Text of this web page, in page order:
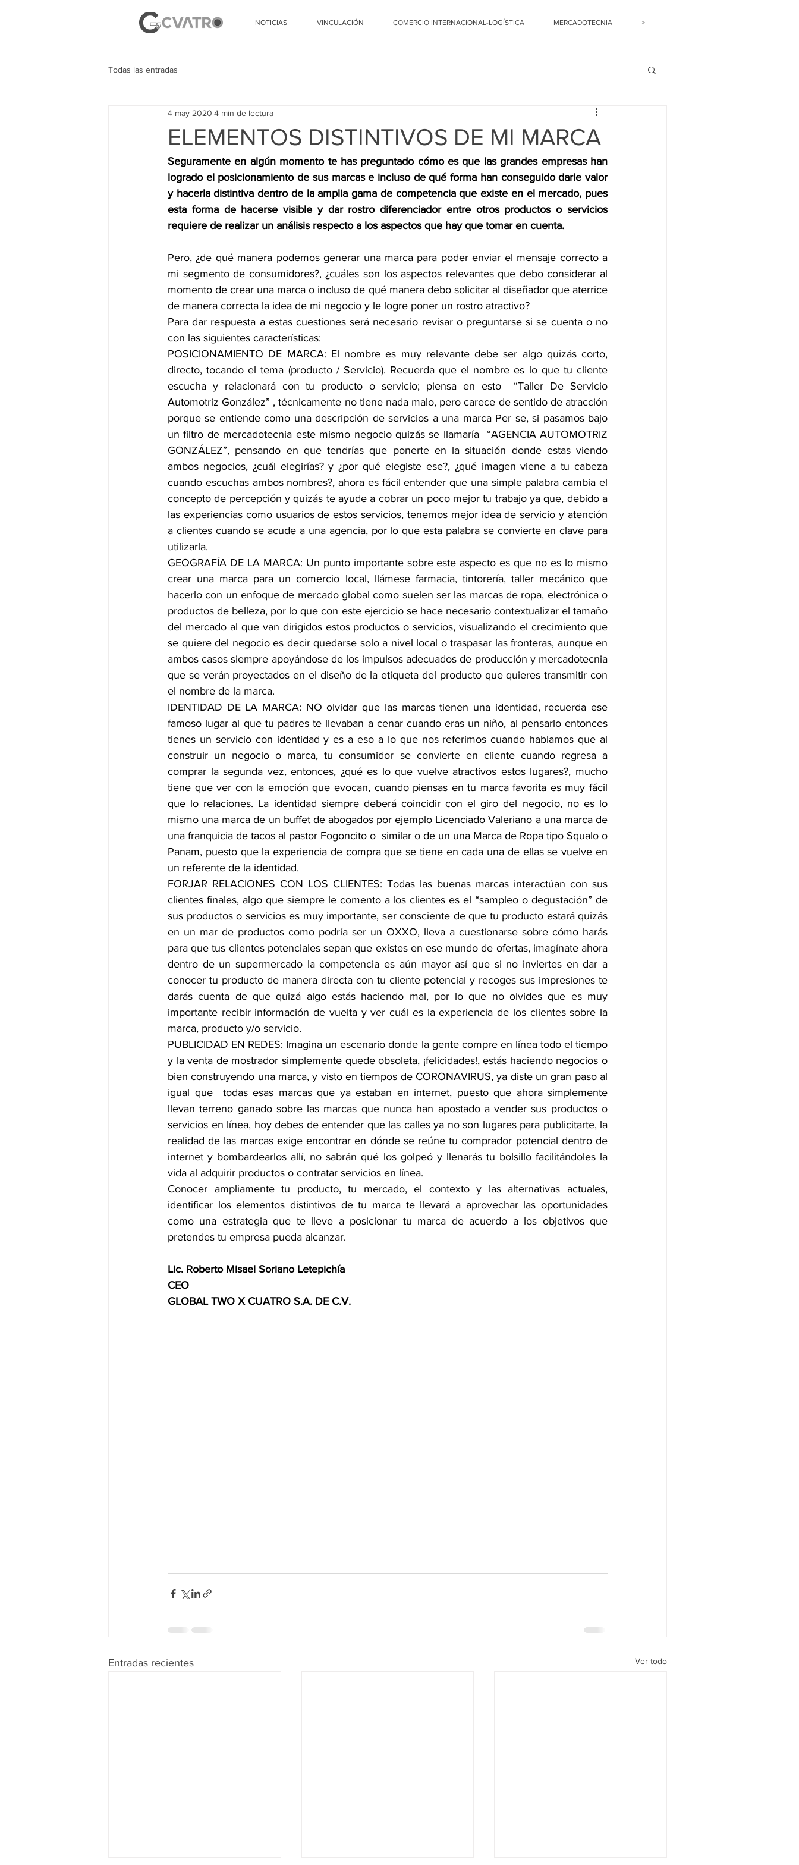
NOTICIAS VINCULACIÓN COMERCIO INTERNACIONAL-LOGÍSTICA MERCADOTECNIA >
Todas las entradas
ELEMENTOS DISTINTIVOS DE MI MARCA
4 may 2020 4 min de lectura
Seguramente en algún momento te has preguntado cómo es que las grandes empresas han
logrado el posicionamiento de sus marcas e incluso de qué forma han conseguido darle valor
y hacerla distintiva dentro de la amplia gama de competencia que existe en el mercado, pues
esta forma de hacerse visible y dar rostro diferenciador entre otros productos o servicios
requiere de realizar un análisis respecto a los aspectos que hay que tomar en cuenta.
Pero, ¿de qué manera podemos generar una marca para poder enviar el mensaje correcto a
mi segmento de consumidores?, ¿cuáles son los aspectos relevantes que debo considerar al
momento de crear una marca o incluso de qué manera debo solicitar al diseñador que aterrice
de manera correcta la idea de mi negocio y le logre poner un rostro atractivo?
Para dar respuesta a estas cuestiones será necesario revisar o preguntarse si se cuenta o no
con las siguientes características:
POSICIONAMIENTO DE MARCA: El nombre es muy relevante debe ser algo quizás corto,
directo, tocando el tema (producto / Servicio). Recuerda que el nombre es lo que tu cliente
escucha y relacionará con tu producto o servicio; piensa en esto  “Taller De Servicio
Automotriz González” , técnicamente no tiene nada malo, pero carece de sentido de atracción
porque se entiende como una descripción de servicios a una marca Per se, si pasamos bajo
un filtro de mercadotecnia este mismo negocio quizás se llamaría  “AGENCIA AUTOMOTRIZ
GONZÁLEZ”, pensando en que tendrías que ponerte en la situación donde estas viendo
ambos negocios, ¿cuál elegirías? y ¿por qué elegiste ese?, ¿qué imagen viene a tu cabeza
cuando escuchas ambos nombres?, ahora es fácil entender que una simple palabra cambia el
concepto de percepción y quizás te ayude a cobrar un poco mejor tu trabajo ya que, debido a
las experiencias como usuarios de estos servicios, tenemos mejor idea de servicio y atención
a clientes cuando se acude a una agencia, por lo que esta palabra se convierte en clave para
utilizarla.
GEOGRAFÍA DE LA MARCA: Un punto importante sobre este aspecto es que no es lo mismo
crear una marca para un comercio local, llámese farmacia, tintorería, taller mecánico que
hacerlo con un enfoque de mercado global como suelen ser las marcas de ropa, electrónica o
productos de belleza, por lo que con este ejercicio se hace necesario contextualizar el tamaño
del mercado al que van dirigidos estos productos o servicios, visualizando el crecimiento que
se quiere del negocio es decir quedarse solo a nivel local o traspasar las fronteras, aunque en
ambos casos siempre apoyándose de los impulsos adecuados de producción y mercadotecnia
que se verán proyectados en el diseño de la etiqueta del producto que quieres transmitir con
el nombre de la marca.
IDENTIDAD DE LA MARCA: NO olvidar que las marcas tienen una identidad, recuerda ese
famoso lugar al que tu padres te llevaban a cenar cuando eras un niño, al pensarlo entonces
tienes un servicio con identidad y es a eso a lo que nos referimos cuando hablamos que al
construir un negocio o marca, tu consumidor se convierte en cliente cuando regresa a
comprar la segunda vez, entonces, ¿qué es lo que vuelve atractivos estos lugares?, mucho
tiene que ver con la emoción que evocan, cuando piensas en tu marca favorita es muy fácil
que lo relaciones. La identidad siempre deberá coincidir con el giro del negocio, no es lo
mismo una marca de un buffet de abogados por ejemplo Licenciado Valeriano a una marca de
una franquicia de tacos al pastor Fogoncito o  similar o de un una Marca de Ropa tipo Squalo o
Panam, puesto que la experiencia de compra que se tiene en cada una de ellas se vuelve en
un referente de la identidad.
FORJAR RELACIONES CON LOS CLIENTES: Todas las buenas marcas interactúan con sus
clientes finales, algo que siempre le comento a los clientes es el “sampleo o degustación” de
sus productos o servicios es muy importante, ser consciente de que tu producto estará quizás
en un mar de productos como podría ser un OXXO, lleva a cuestionarse sobre cómo harás
para que tus clientes potenciales sepan que existes en ese mundo de ofertas, imagínate ahora
dentro de un supermercado la competencia es aún mayor así que si no inviertes en dar a
conocer tu producto de manera directa con tu cliente potencial y recoges sus impresiones te
darás cuenta de que quizá algo estás haciendo mal, por lo que no olvides que es muy
importante recibir información de vuelta y ver cuál es la experiencia de los clientes sobre la
marca, producto y/o servicio.
PUBLICIDAD EN REDES: Imagina un escenario donde la gente compre en línea todo el tiempo
y la venta de mostrador simplemente quede obsoleta, ¡felicidades!, estás haciendo negocios o
bien construyendo una marca, y visto en tiempos de CORONAVIRUS, ya diste un gran paso al
igual que  todas esas marcas que ya estaban en internet, puesto que ahora simplemente
llevan terreno ganado sobre las marcas que nunca han apostado a vender sus productos o
servicios en línea, hoy debes de entender que las calles ya no son lugares para publicitarte, la
realidad de las marcas exige encontrar en dónde se reúne tu comprador potencial dentro de
internet y bombardearlos allí, no sabrán qué los golpeó y llenarás tu bolsillo facilitándoles la
vida al adquirir productos o contratar servicios en línea.
Conocer ampliamente tu producto, tu mercado, el contexto y las alternativas actuales,
identificar los elementos distintivos de tu marca te llevará a aprovechar las oportunidades
como una estrategia que te lleve a posicionar tu marca de acuerdo a los objetivos que
pretendes tu empresa pueda alcanzar.
Lic. Roberto Misael Soriano Letepichía
CEO
GLOBAL TWO X CUATRO S.A. DE C.V.
Entradas recientes Ver todo